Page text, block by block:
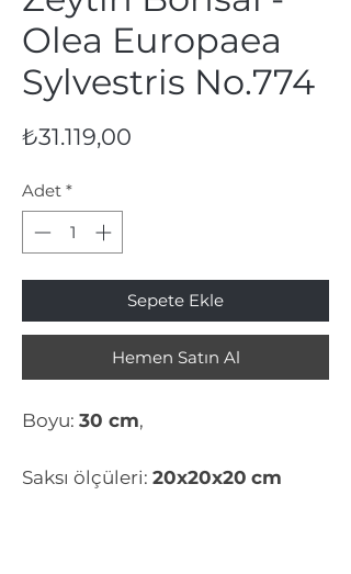
Olea Europaea
Sylvestris No.774
₺31.119,00
Adet *
Sepete Ekle
Hemen Satın Al
Boyu: 30 cm,
Saksı ölçüleri: 20x20x20 cm